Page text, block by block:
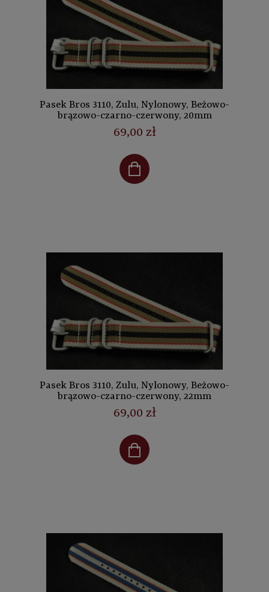
Pasek Bros 3110, Zulu, Nylonowy, Beżowo-
brązowo-czarno-czerwony, 20mm
69,00 zł
Pasek Bros 3110, Zulu, Nylonowy, Beżowo-
brązowo-czarno-czerwony, 22mm
69,00 zł